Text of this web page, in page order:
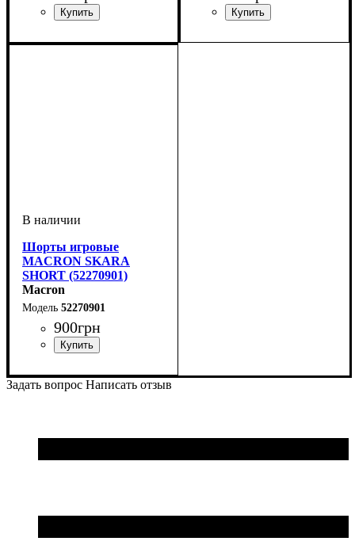
Мужской
Шорты игровые
MACRON SKARA
SHORT (52270901)
Macron
52270901
900грн
Задать вопрос Написать отзыв